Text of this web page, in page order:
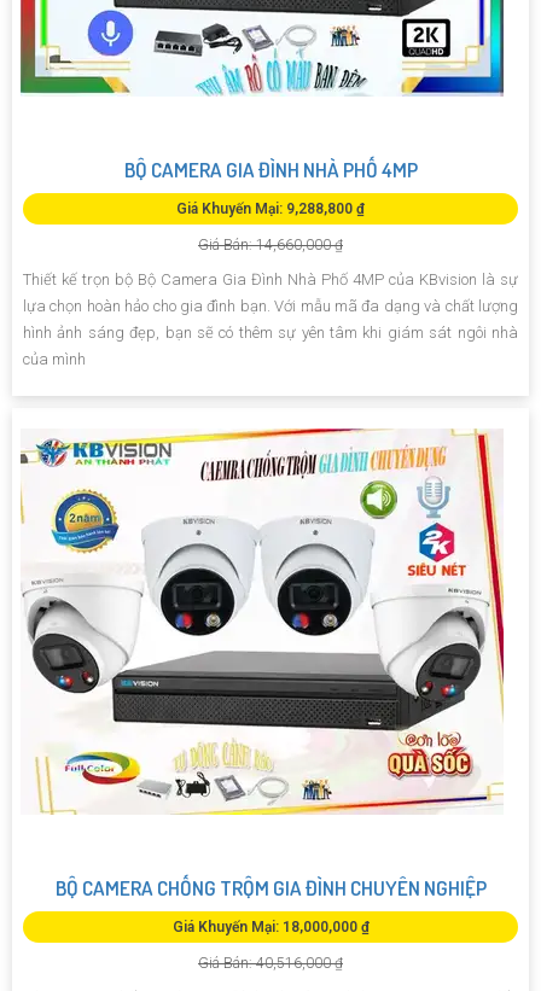
BỘ CAMERA GIA ĐÌNH NHÀ PHỐ 4MP
Giá Khuyến Mại: 9,288,800 ₫
Giá Bán: 14,660,000 ₫
Thiết kế trọn bộ Bộ Camera Gia Đình Nhà Phố 4MP của KBvision là sự
lựa chọn hoàn hảo cho gia đình bạn. Với mẫu mã đa dạng và chất lượng
hình ảnh sáng đẹp, bạn sẽ có thêm sự yên tâm khi giám sát ngôi nhà
của mình
BỘ CAMERA CHỐNG TRỘM GIA ĐÌNH CHUYÊN NGHIỆP
Giá Khuyến Mại: 18,000,000 ₫
Giá Bán: 40,516,000 ₫